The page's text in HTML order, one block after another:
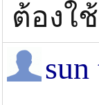
ต้องใ